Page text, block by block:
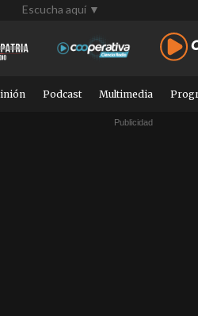
Escucha aquí ▼
Podcast Multimedia